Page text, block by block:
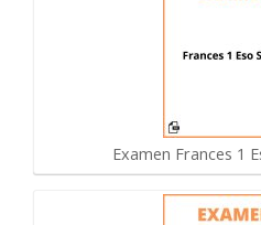
Examen Frances 1